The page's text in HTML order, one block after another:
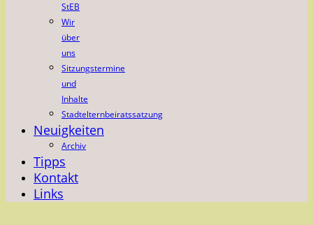
StEB
Wir
über
uns
Sitzungstermine
und
Inhalte
Stadtelternbeiratssatzung
Neuigkeiten
Archiv
Tipps
Kontakt
Links